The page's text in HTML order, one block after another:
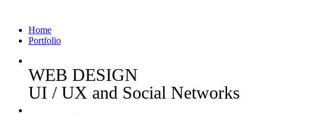
Home
Portfolio
WEB DESIGN
UI / UX and Social Networks